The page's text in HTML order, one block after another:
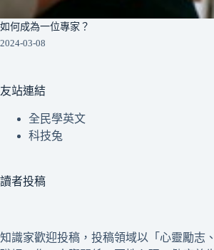
如何成為一位專家？
2024-03-08
友站連結
全民學英文
科技兔
讀者投稿
知識家歡迎投稿，投稿領域以「心靈勵志